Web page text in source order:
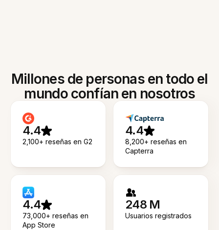
Millones de personas en todo el
mundo confían en nosotros
4.4
2,100+ reseñas en G2
4.4
8,200+ reseñas en
Capterra
4.4
73,000+ reseñas en
App Store
248 M
Usuarios registrados